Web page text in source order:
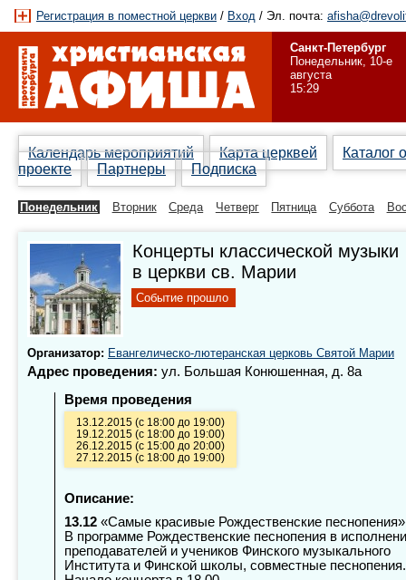
Регистрация в поместной церкви / Вход / Эл. почта:
Санкт-Петербург
Понедельник, 10-е
августа
15:29
Календарь мероприятий Карта церквей
Каталог
проекте
Партнеры Подписка
Понедельник Вторник Среда Четверг Пятница Суббота
Концерты классической музыки
в церкви св. Марии
Событие прошло
Организатор: Евангелическо-лютеранская церковь Святой Марии
Адрес проведения: ул. Большая Конюшенная, д. 8а
Время проведения
13.12.2015 (с 18:00 до 19:00)
19.12.2015 (с 18:00 до 19:00)
26.12.2015 (с 15:00 до 20:00)
27.12.2015 (с 18:00 до 19:00)
Описание:
13.12 «Самые красивые Рождественские
В программе Рождественские песнопения в
преподавателей и учеников Финского музыкального
Института и Финской школы, совместные песнопения.